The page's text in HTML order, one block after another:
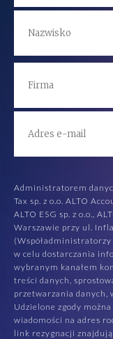
Administratorem
Tax sp. z o.o. ALTO
ALTO ESG sp. z o.o.,
Warszawie przy ul.
(Współadministratorzy
w celu dostarczania
wybranym kanałem
treści danych,
przetwarzania danych,
Udzielone zgody
wiadomości na adres
link rezygnacji